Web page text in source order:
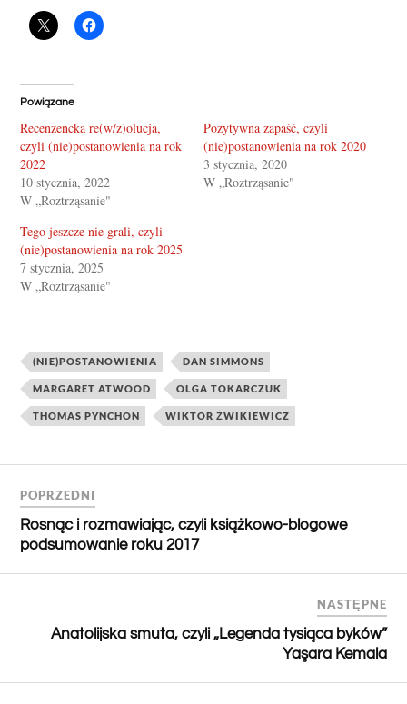
Powiązane
Recenzencka re(w/z)olucja,
czyli (nie)postanowienia na rok
2022
10 stycznia, 2022
W „Roztrząsanie"
Pozytywna zapaść, czyli
(nie)postanowienia na rok 2020
3 stycznia, 2020
W „Roztrząsanie"
Tego jeszcze nie grali, czyli
(nie)postanowienia na rok 2025
7 stycznia, 2025
W „Roztrząsanie"
(NIE)POSTANOWIENIA DAN SIMMONS
MARGARET ATWOOD OLGA TOKARCZUK
THOMAS PYNCHON WIKTOR ŻWIKIEWICZ
POPRZEDNI
Rosnąc i rozmawiając, czyli książkowo-blogowe
podsumowanie roku 2017
NASTĘPNE
Anatolijska smuta, czyli „Legenda tysiąca byków”
Yaşara Kemala